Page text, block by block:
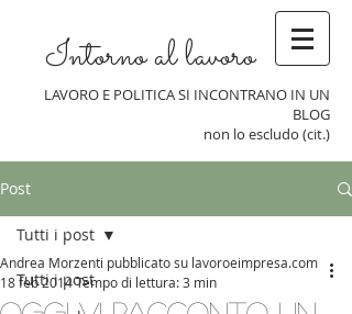
Intorno al lavoro
LAVORO E POLITICA SI INCONTRANO IN UN
BLOG
non lo escludo (cit.)
Post
Tutti i post
Tutti i post
Andrea Morzenti pubblicato su lavoroeimpresa.com
18 feb 2014Tempo di lettura: 3 min